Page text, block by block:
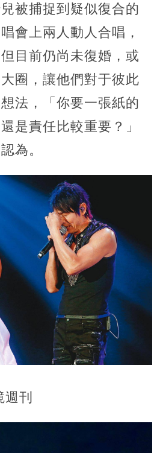
被捕捉到疑似復合的
會上兩人動人合唱，
目前仍尚未復婚，或
圈，讓他們對于彼此
法，「你要一張紙的
是責任比較重要？」
為。
刊